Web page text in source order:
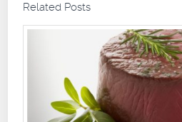
Related Posts